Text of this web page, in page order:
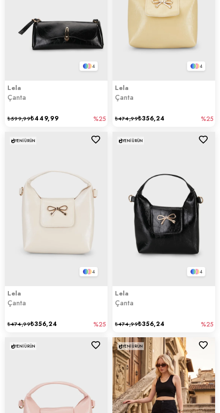
4
Lela
Çanta
₺449,99
₺599,99 %25
4
Lela
Çanta
₺356,24
₺474,99 %25
4
Lela
Çanta
₺356,24
₺474,99 %25
YENI ÜRÜN
4
Lela
Çanta
₺356,24
₺474,99 %25
YENI ÜRÜN
YENI ÜRÜN YENI ÜRÜN